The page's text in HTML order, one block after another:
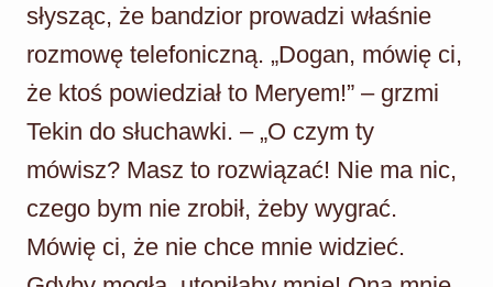
słysząc, że bandzior prowadzi właśnie
rozmowę telefoniczną. „Dogan, mówię ci,
że ktoś powiedział to Meryem!” – grzmi
Tekin do słuchawki. – „O czym ty
mówisz? Masz to rozwiązać! Nie ma nic,
czego bym nie zrobił, żeby wygrać.
Mówię ci, że nie chce mnie widzieć.